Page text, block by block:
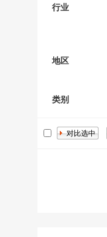
行业
地区
类别